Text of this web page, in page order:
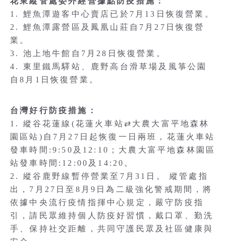
1. 鯉魚潭遊客中心賣店已於7月13日恢復營業。
2. 鯉魚潭露營區及鳳凰山莊自7月27日恢復營
業。
3. 池上地牛館自7月28日恢復營業。
4. 東里鐵馬驛站、鹿野高台滑草場及風箏公園
自8月1日恢復營業。
台灣好行防疫措施：
1. 縱谷花蓮線(花蓮火車站⇄大農大富平地森林
園區站)自7月27日起恢復一日兩班，花蓮火車站
發車時間:9:50及12:10；大農大富平地森林園區
站發車時間:12:00及14:20。
2. 縱谷鹿野線暫停營業至7月31日。 縱管處指
出，7月27日至8月9日為二級強化警戒期間，將
依據中央流行疫情指揮中心規定，嚴守防疫指
引，請民眾維持個人防疫好習慣，戴口罩、勤洗
手、保持社交距離，共同守護民眾及社區健康與